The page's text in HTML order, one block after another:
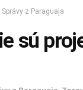
Správy z Paraguaja
sú